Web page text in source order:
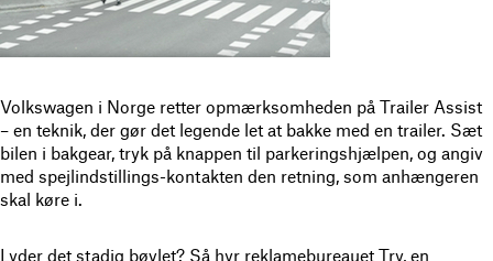
Volkswagen i Norge retter opmærksomheden på Trailer Assist
– en teknik, der gør det legende let at bakke med en trailer. Sæt
bilen i bakgear, tryk på knappen til parkeringshjælpen, og angiv
med spejlindstillings-kontakten den retning, som anhængeren
skal køre i.
Lyder det stadig bøvlet? Så hyr reklamebureauet Try, en